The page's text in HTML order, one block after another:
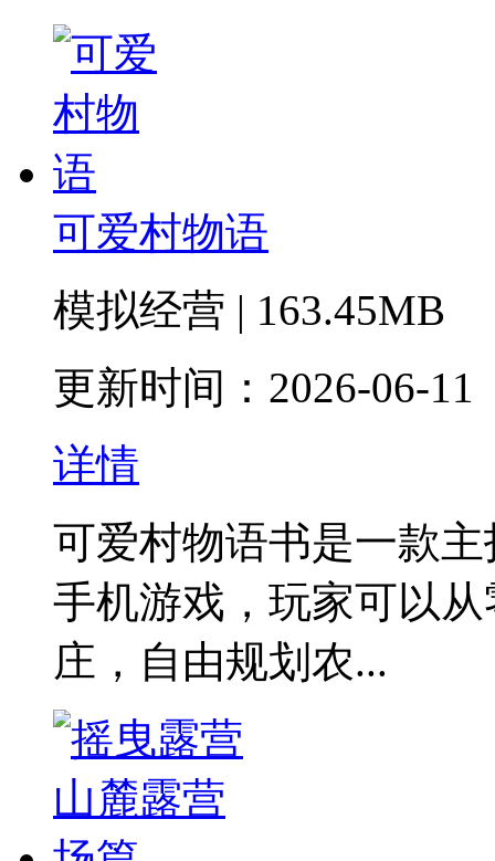
可爱村物语
模拟经营 | 163.45MB
更新时间：2026-06-11
详情
可爱村物语书是一款
手机游戏，玩家可以
庄，自由规划农...